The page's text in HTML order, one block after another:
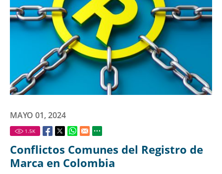
MAYO 01, 2024
1.5K
Conflictos Comunes del Registro de
Marca en Colombia